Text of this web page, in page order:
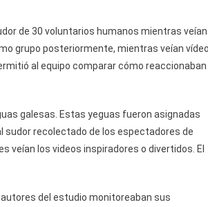
de 30 voluntarios humanos mientras veían
grupo posteriormente, mientras veían
al equipo comparar cómo reaccionaban
galesas. Estas yeguas fueron asignadas
sudor recolectado de los espectadores de
veían los videos inspiradores o divertidos. El
del estudio monitoreaban sus